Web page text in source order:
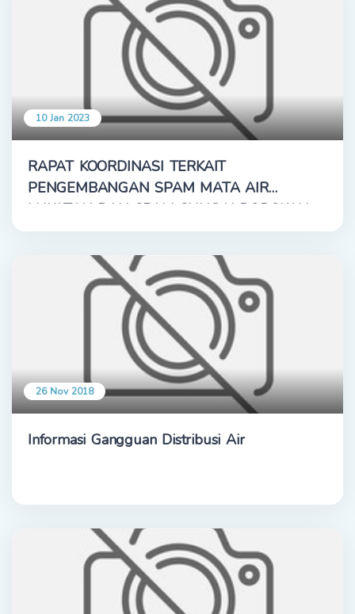
10 Jan 2023
RAPAT KOORDINASI TERKAIT
PENGEMBANGAN SPAM MATA AIR
LUKATAN DAN SPAM SUNGAI DODOKAN
26 Nov 2018
Informasi Gangguan Distribusi Air